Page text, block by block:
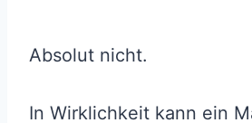
Absolut nicht.
In Wirklichkeit kann ein